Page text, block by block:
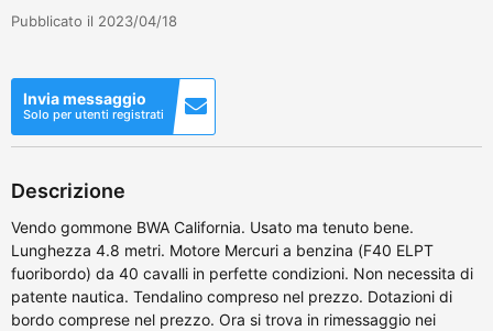
Pubblicato il 2023/04/18
Invia messaggio
Solo per utenti registrati
Descrizione
Vendo gommone BWA California. Usato ma tenuto bene.
Lunghezza 4.8 metri. Motore Mercuri a benzina (F40 ELPT
fuoribordo) da 40 cavalli in perfette condizioni. Non necessita di
patente nautica. Tendalino compreso nel prezzo. Dotazioni di
bordo comprese nel prezzo. Ora si trova in rimessaggio nei